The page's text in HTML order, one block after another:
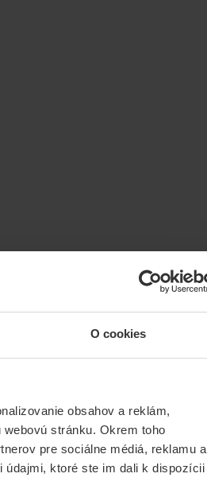
O cookies
obsahov a reklám,
stránku. Okrem toho
pre sociálne médiá, reklamu a
údajmi, ktoré ste im dali k dispozícii